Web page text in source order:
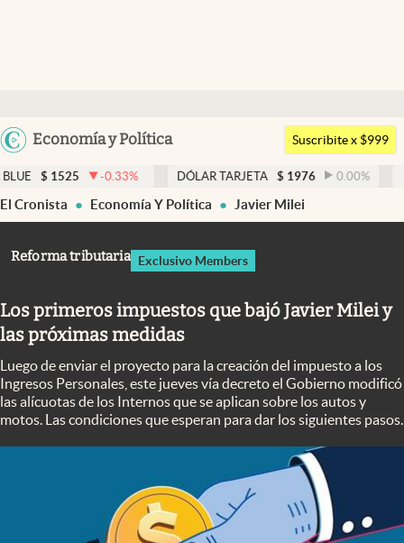
Argentina
Economía y Política
Members
Economía y Política
Finanzas y Mercados
Columnistas
Otras secciones
Apertura
Infotechnology
Clase
Suscribite x $999
-0.33 % DÓLAR TARJETA $ 1976 0.00% DÓLAR MEP
El Cronista Economía Y Política Javier Milei
Reforma tributaria Exclusivo Members
Los primeros impuestos que bajó Javier Milei y
las próximas medidas
Luego de enviar el proyecto para la creación del impuesto a los
Ingresos Personales, este jueves vía decreto el Gobierno modificó
las alícuotas de los Internos que se aplican sobre los autos y
motos. Las condiciones que esperan para dar los siguientes pasos.